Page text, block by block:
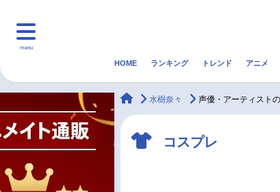
menu
マンガ・ラノベ ゲーム・アプリ
HOME ランキング トレンド アニメ
animateTimes
水樹奈々 声優・アーティスト
コスプレ